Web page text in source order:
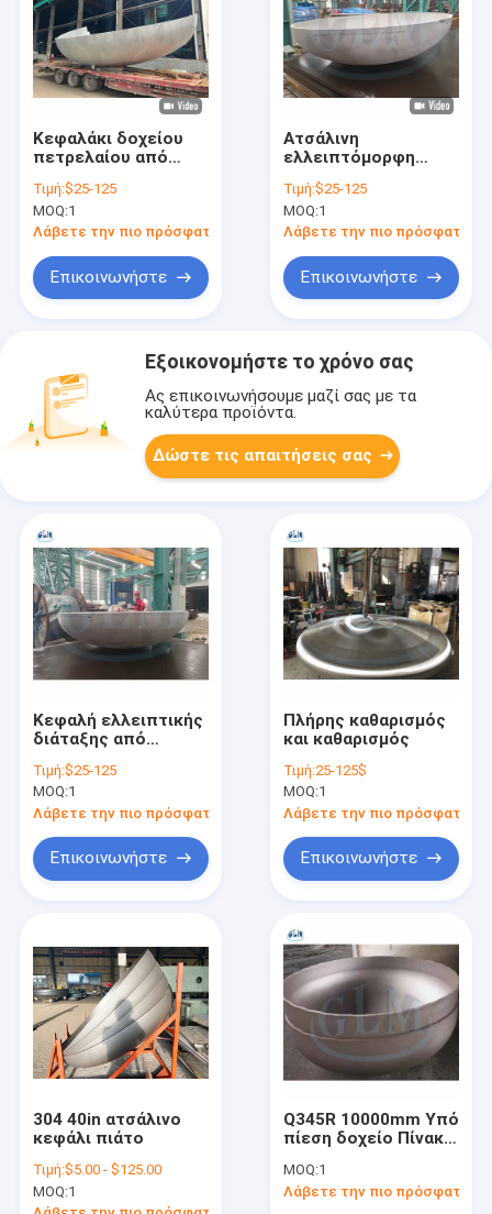
Κεφαλάκι δοχείου
πετρελαίου από
Τιμή:$25-125
MOQ:1
Λάβετε την πιο πρόσφατη τιμή
Επικοινωνήστε
Ατσάλινη
ελλειπτόμορφη
2200mm Διαμέτρου
25mm πάχος
Τιμή:$25-125
MOQ:1
Λάβετε την πιο πρόσφατη
Επικοινωνήστε
Εξοικονομήστε το χρόνο σας
Ας επικοινωνήσουμε μαζί σας με τα
καλύτερα προϊόντα.
Δώστε τις απαιτήσεις σας
Κεφαλή ελλειπτικής
διάταξης από
υπό πίεση,
θερμαντήρα νερού/
αποθήκευση
Τιμή:$25-125
MOQ:1
Λάβετε την πιο πρόσφατη τιμή
Επικοινωνήστε
Πλήρης καθαρισμός
και καθαρισμός
Τιμή:25-125$
MOQ:1
Λάβετε την πιο πρόσφατη
Επικοινωνήστε
304 40in ατσάλινο
κεφάλι πιάτο
Τιμή:$5.00 - $125.00
MOQ:1
Q345R 10000mm Υπό
πίεση δοχείο Πίνακα
τέλος σχηματισμού
πρότυπο ASME
MOQ:1
Λάβετε την πιο πρόσφατη